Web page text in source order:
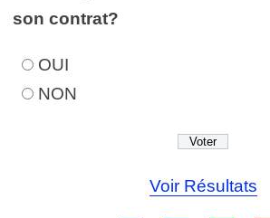
son contrat?
OUI
NON
Voir Résultats